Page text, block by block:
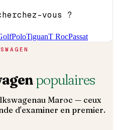
vous ?
PoloTiguanT RocPassat
populaires
au Maroc — ceux
d'examiner en premier.